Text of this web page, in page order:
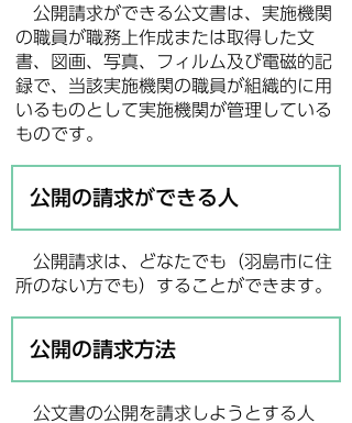
公開請求ができる公文書は、実施機関
の職員が職務上作成または取得した文
書、図画、写真、フィルム及び電磁的記
録で、当該実施機関の職員が組織的に用
いるものとして実施機関が管理している
ものです。
公開の請求ができる人
公開請求は、どなたでも（羽島市に住
所のない方でも）することができます。
公開の請求方法
公文書の公開を請求しようとする人